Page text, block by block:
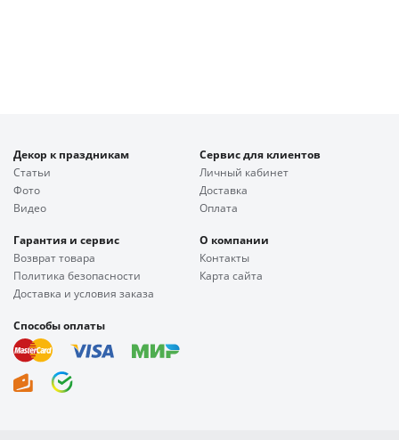
Декор к праздникам
Статьи
Фото
Видео
Сервис для клиентов
Личный кабинет
Доставка
Оплата
Гарантия и сервис
Возврат товара
Политика безопасности
Доставка и условия заказа
О компании
Контакты
Карта сайта
Способы оплаты